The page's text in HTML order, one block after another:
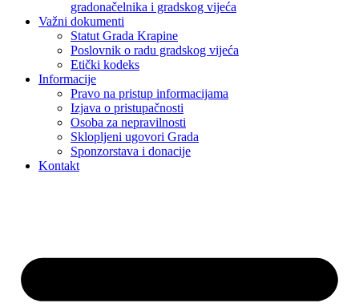
gradonačelnika i gradskog vijeća
Važni dokumenti
Statut Grada Krapine
Poslovnik o radu gradskog vijeća
Etički kodeks
Informacije
Pravo na pristup informacijama
Izjava o pristupačnosti
Osoba za nepravilnosti
Sklopljeni ugovori Grada
Sponzorstava i donacije
Kontakt